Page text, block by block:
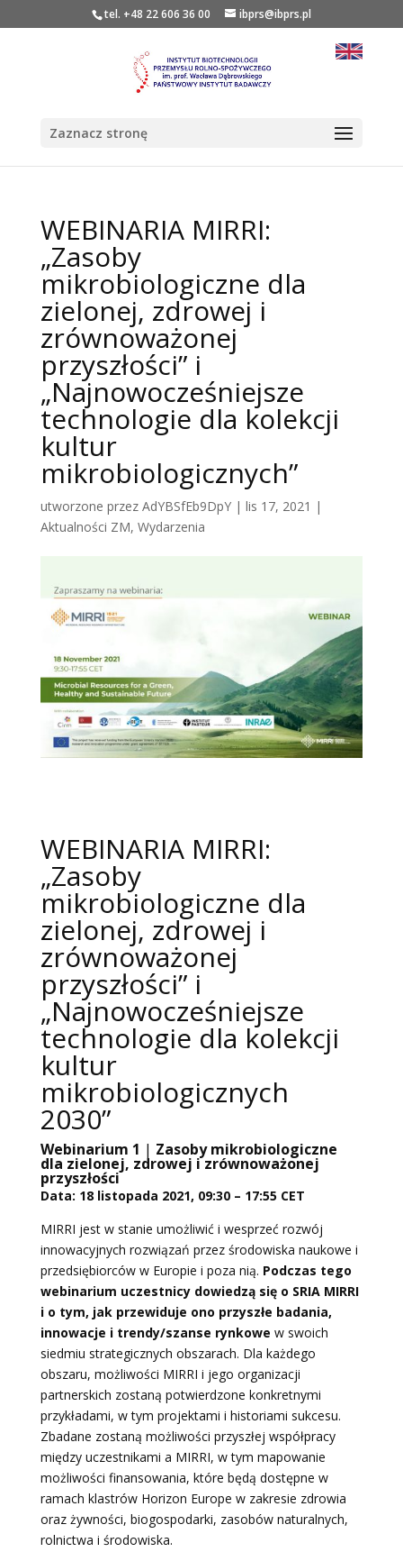
tel. +48 22 606 36 00 ibprs@ibprs.pl
Zaznacz stronę
WEBINARIA MIRRI:
„Zasoby
mikrobiologiczne dla
zielonej, zdrowej i
zrównoważonej
przyszłości” i
„Najnowocześniejsze
technologie dla kolekcji
kultur
mikrobiologicznych”
utworzone przez AdYBSfEb9DpY| lis 17, 2021 |
Aktualności ZM, Wydarzenia
WEBINARIA MIRRI:
„Zasoby
mikrobiologiczne dla
zielonej, zdrowej i
zrównoważonej
przyszłości” i
„Najnowocześniejsze
technologie dla kolekcji
kultur
mikrobiologicznych
2030”
Webinarium 1 | Zasoby mikrobiologiczne
dla zielonej, zdrowej i zrównoważonej
przyszłości
Data: 18 listopada 2021, 09:30 – 17:55 CET
MIRRI jest w stanie umożliwić i wesprzeć rozwój
innowacyjnych rozwiązań przez środowiska naukowe i
przedsiębiorców w Europie i poza nią. Podczas tego
webinarium uczestnicy dowiedzą się o SRIA MIRRI
i o tym, jak przewiduje ono przyszłe badania,
innowacje i trendy/szanse rynkowe w swoich
siedmiu strategicznych obszarach. Dla każdego
obszaru, możliwości MIRRI i jego organizacji
partnerskich zostaną potwierdzone konkretnymi
przykładami, w tym projektami i historiami sukcesu.
Zbadane zostaną możliwości przyszłej współpracy
między uczestnikami a MIRRI, w tym mapowanie
możliwości finansowania, które będą dostępne w
ramach klastrów Horizon Europe w zakresie zdrowia
oraz żywności, biogospodarki, zasobów naturalnych,
rolnictwa i środowiska.